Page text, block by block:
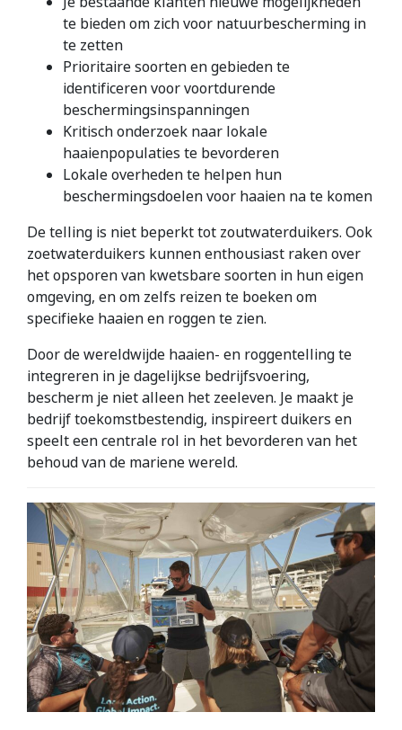
te bieden om zich voor natuurbescherming in
te zetten
Prioritaire soorten en gebieden te
identificeren voor voortdurende
beschermingsinspanningen
Kritisch onderzoek naar lokale
haaienpopulaties te bevorderen
Lokale overheden te helpen hun
beschermingsdoelen voor haaien na te komen
De telling is niet beperkt tot zoutwaterduikers. Ook
zoetwaterduikers kunnen enthousiast raken over
het opsporen van kwetsbare soorten in hun eigen
omgeving, en om zelfs reizen te boeken om
specifieke haaien en roggen te zien.
Door de wereldwijde haaien- en roggentelling te
integreren in je dagelijkse bedrijfsvoering,
bescherm je niet alleen het zeeleven. Je maakt je
bedrijf toekomstbestendig, inspireert duikers en
speelt een centrale rol in het bevorderen van het
behoud van de mariene wereld.